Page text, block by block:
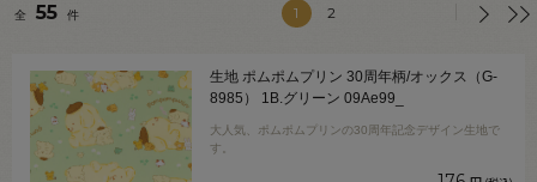
全 55 件 1 2
生地 ポムポムプリン 30周年柄/オックス（G-
8985） 1B.グリーン 09Ae99_
大人気、ポムポムプリンの30周年記念デザイン生地で
す。